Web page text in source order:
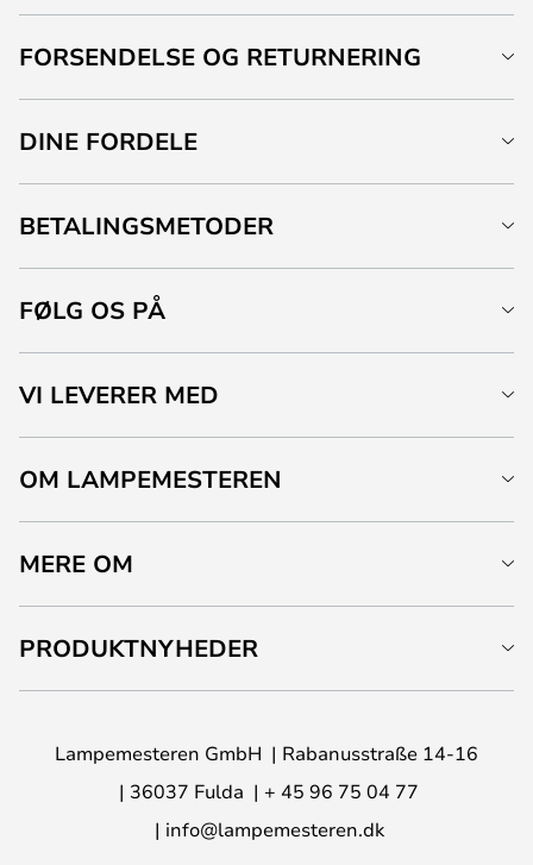
FORSENDELSE OG RETURNERING
DINE FORDELE
BETALINGSMETODER
FØLG OS PÅ
VI LEVERER MED
OM LAMPEMESTEREN
MERE OM
PRODUKTNYHEDER
Lampemesteren GmbH
Rabanusstraße 14-16
36037 Fulda
+ 45 96 75 04 77
info@lampemesteren.dk